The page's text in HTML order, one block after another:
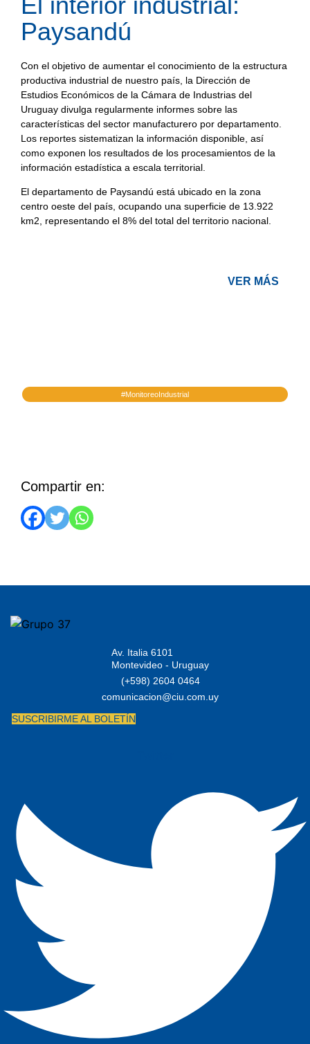
Paysandú
Con el objetivo de aumentar el conocimiento de la estructura
productiva industrial de nuestro país, la Dirección de
Estudios Económicos de la Cámara de Industrias del
Uruguay divulga regularmente informes sobre las
características del sector manufacturero por departamento.
Los reportes sistematizan la información disponible, así
como exponen los resultados de los procesamientos de la
información estadística a escala territorial.
El departamento de Paysandú está ubicado en la zona
centro oeste del país, ocupando una superficie de 13.922
km2, representando el 8% del total del territorio nacional.
VER MÁS
#MonitoreoIndustrial
Compartir en:
Av. Italia 6101
Montevideo - Uruguay
(+598) 2604 0464
comunicacion@ciu.com.uy
SUSCRIBIRME AL BOLETÍN